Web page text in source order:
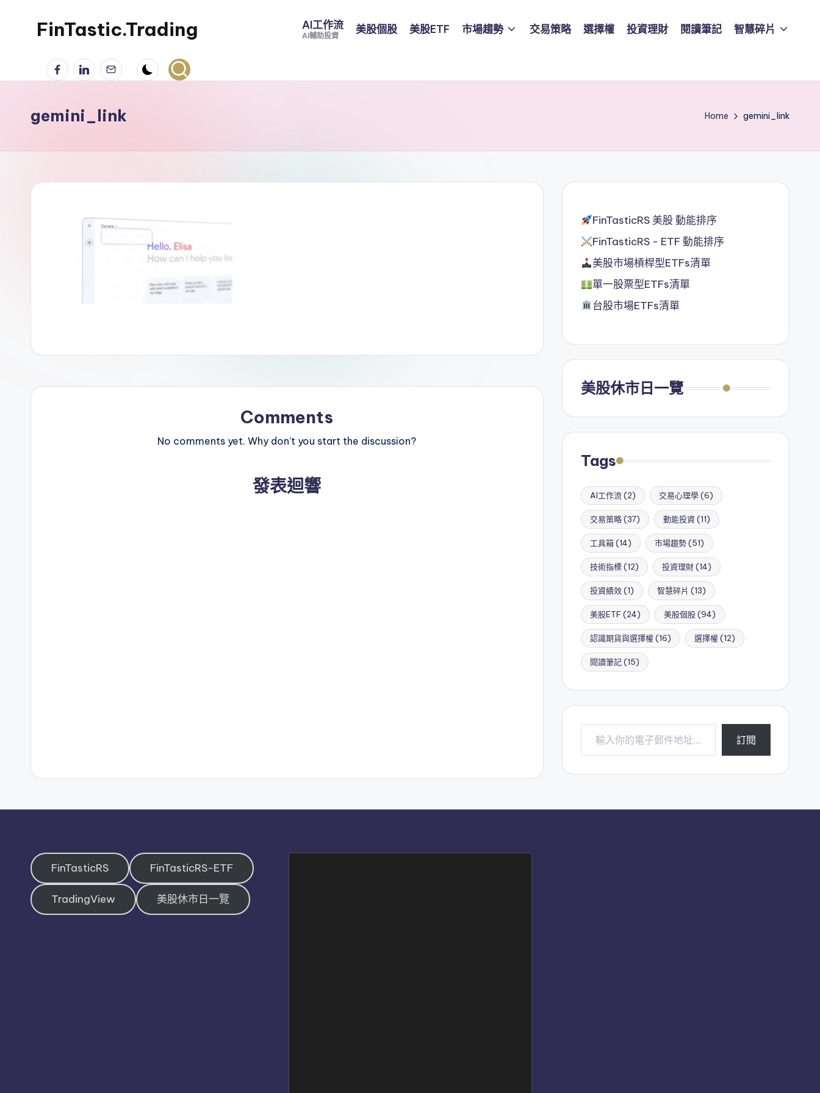
FinTastic.Trading
妙
交
AI工作流
AI輔助投資
美股個股 美股ETF 市場趨勢 交易策略 選擇權 投資理財 閱讀筆記 智慧碎片
Facebook
LinkedIn
電
子
件
gemini_link Home gemini_link
Comments
No comments yet. Why don’t you start the discussion?
發表迴響
FinTasticRS 美股 動能排序
FinTasticRS - ETF 動能排序
美股市場槓桿型ETFs清單
單一股票型ETFs清單
台股市場ETFs清單
美股休市日一覽
Tags
AI工作流(2) 交易心理學(6)
交易策略(37) 動能投資(11)
工具箱(14) 市場趨勢(51)
技術指標(12) 投資理財(14)
投資績效(1) 智慧碎片 (13)
美股ETF(24) 美股個股(94)
認識期貨與選擇權(16) 選擇權(12)
閱讀筆記(15)
輸入你的電子郵件地址…
訂閱
FinTasticRS FinTasticRS-ETF
TradingView 美股休市日一覽